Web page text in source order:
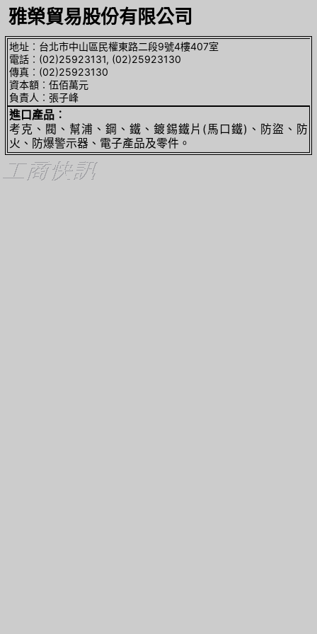
雅榮貿易股份有限公司
地址︰台北市中山區民權東路二段9號4樓407室
電話︰(02)25923131, (02)25923130
傳真︰(02)25923130
資本額︰伍佰萬元
負責人︰張子峰
進口產品︰
考克、閥、幫浦、鋼、鐵、鍍錫鐵片(馬口鐵)、防盜、防
火、防爆警示器、電子產品及零件。